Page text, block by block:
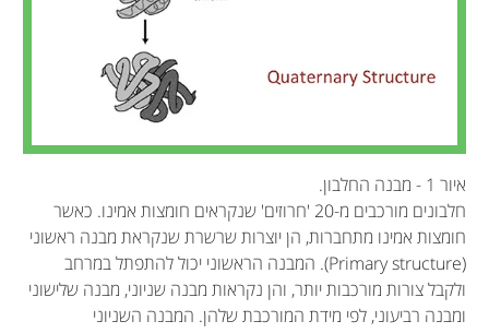
איור 1 - מבנה החלבון.
חלבונים מורכבים מ-20 'חרוזים' שנקראים חומצות אמינו. כאשר
חומצות אמינו מתחברות, הן יוצרות שרשרת שנקראת מבנה ראשוני
(Primary structure). המבנה הראשוני יכול להתפתל במרחב
ולקבל צורות מורכבות יותר, והן נקראות מבנה שניוני, מבנה שלישוני
ומבנה רביעוני, לפי מידת המורכבת שלהן. המבנה השניוני